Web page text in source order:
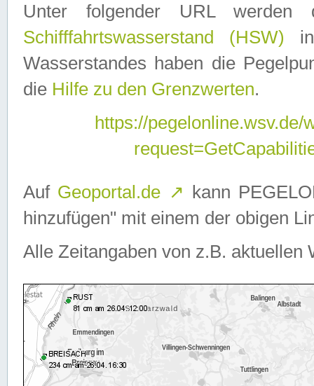
Unter folgender URL
Schifffahrtswasserstand (HSW)
Wasserstandes haben die
die Hilfe zu den Grenzwerten.
https://
Auf Geoportal.de ↗ kann
hinzufügen" mit einem der obigen
Alle Zeitangaben von z.B. aktuellen